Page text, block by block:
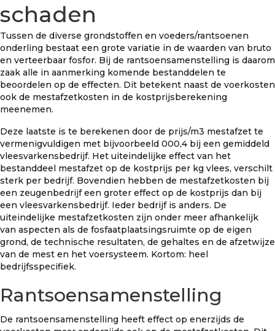
schaden
Tussen de diverse grondstoffen en voeders/rantsoenen
onderling bestaat een grote variatie in de waarden van bruto
en verteerbaar fosfor. Bij de rantsoensamenstelling is daarom
zaak alle in aanmerking komende bestanddelen te
beoordelen op de effecten. Dit betekent naast de voerkosten
ook de mestafzetkosten in de kostprijsberekening
meenemen.
Deze laatste is te berekenen door de prijs/m3 mestafzet te
vermenigvuldigen met bijvoorbeeld 000,4 bij een gemiddeld
vleesvarkensbedrijf. Het uiteindelijke effect van het
bestanddeel mestafzet op de kostprijs per kg vlees, verschilt
sterk per bedrijf. Bovendien hebben de mestafzetkosten bij
een zeugenbedrijf een groter effect op de kostprijs dan bij
een vleesvarkensbedrijf. Ieder bedrijf is anders. De
uiteindelijke mestafzetkosten zijn onder meer afhankelijk
van aspecten als de fosfaatplaatsingsruimte op de eigen
grond, de technische resultaten, de gehaltes en de afzetwijze
van de mest en het voersysteem. Kortom: heel
bedrijfsspecifiek.
Rantsoensamenstelling
De rantsoensamenstelling heeft effect op enerzijds de